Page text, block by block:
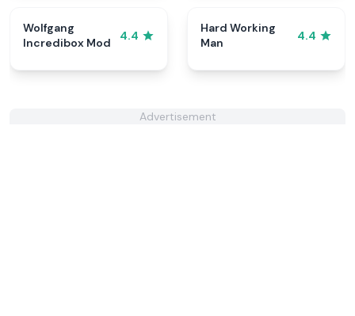
Wolfgang
Incredibox Mod
4.4
Hard Working
Man
4.4
Advertisement